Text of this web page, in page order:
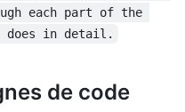
each part of the
does in detail.
de code